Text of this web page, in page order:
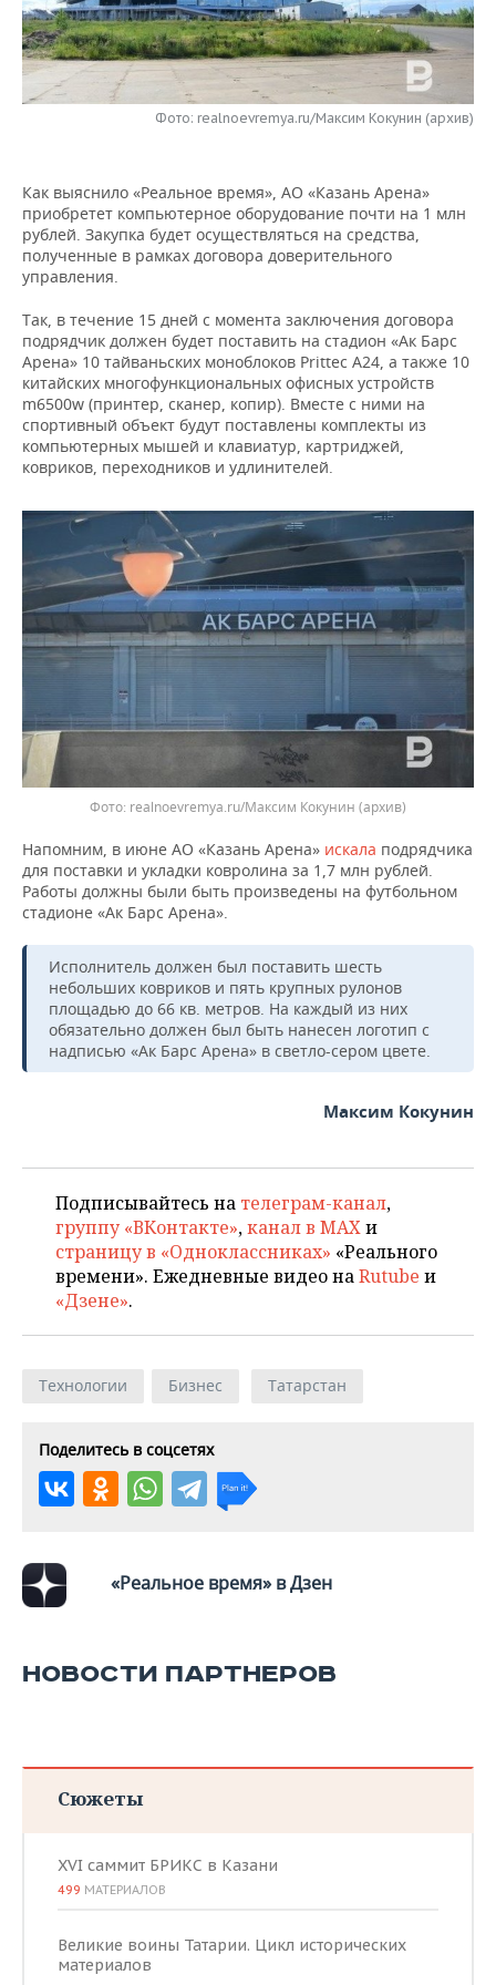
НЕФТЕХИМИЯ
НЕФТЬ
ОПК
РОЗНИЧНАЯ ТОРГОВЛЯ
ТРАНСПОРТ
НОВОСТИ ТЕХНОЛОГИЙ
IT
ТЕЛЕКОММУНИКАЦИИ
МЕРОПРИЯТИЯ
НОВОСТИ МЕРОПРИЯТИЙ
БИЗНЕС-БРАНЧИ
ONLINE-КОНФЕРЕНЦИИ
СПОРТ
ФУТБОЛ
ХОККЕЙ
ВОЛЕЙБОЛ
КИБЕРСПОРТ
ФИГУРНОЕ КАТАНИЕ
ХОККЕЙ С МЯЧОМ
НОВОСТИ ОБЩЕСТВА
ВЛАСТЬ
ИСТОРИЯ
КУЛЬТУРА
МЕДИЦИНА
ПРОИСШЕСТВИЯ
ФОТОГАЛЕРЕЯ
СЮЖЕТЫ
СПИСОК ПЕРСОН
СПИСОК КОМПАНИЙ
ПОЛНАЯ ВЕРСИЯ
Фото: realnoevremya.ru/Максим Кокунин (архив)
Как выяснило «Реальное время», АО «Казань Арена»
приобретет компьютерное оборудование почти на 1 млн
рублей. Закупка будет осуществляться на средства,
полученные в рамках договора доверительного
управления.
Так, в течение 15 дней с момента заключения договора
подрядчик должен будет поставить на стадион «Ак Барс
Арена» 10 тайваньских моноблоков Prittec A24, а также 10
китайских многофункциональных офисных устройств
m6500w (принтер, сканер, копир). Вместе с ними на
спортивный объект будут поставлены комплекты из
компьютерных мышей и клавиатур, картриджей,
ковриков, переходников и удлинителей.
realnoevremya.ru/Максим Кокунин (архив)
Напомним, в июне АО «Казань Арена» искала подрядчика
для поставки и укладки ковролина за 1,7 млн рублей.
Работы должны были быть произведены на футбольном
стадионе «Ак Барс Арена».
Исполнитель должен был поставить шесть
небольших ковриков и пять крупных рулонов
площадью до 66 кв. метров. На каждый из них
обязательно должен был быть нанесен логотип с
надписью «Ак Барс Арена» в светло-сером цвете.
Максим Кокунин
Подписывайтесь на телеграм-канал,
группу «ВКонтакте»,канал в MAXи
страницу в «Одноклассниках» «Реального
времени». Ежедневные видео наRutube и
«Дзене».
Технологии Бизнес Татарстан
Поделитесь в соцсетях
«Реальное время» в Дзен
НОВОСТИ ПАРТНЕРОВ
Сюжеты
XVI саммит БРИКС в Казани
499 МАТЕРИАЛОВ
Великие воины Татарии. Цикл исторических
материалов